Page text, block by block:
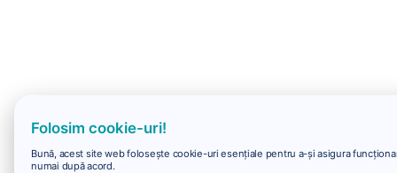
Folosim cookie-uri!
Bună, acest site web folosește cookie-uri esențiale pentru a-și asigura
numai după acord.